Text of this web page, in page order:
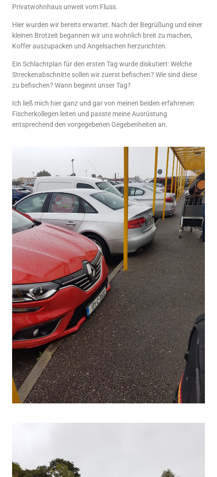
Privatwohnhaus unweit vom Fluss.
Hier wurden wir bereits erwartet. Nach der Begrüßung und einer
kleinen Brotzeit begannen wir uns wohnlich breit zu machen,
Koffer auszupacken und Angelsachen herzurichten.
Ein Schlachtplan für den ersten Tag wurde diskutiert: Welche
Streckenabschnitte sollen wir zuerst befischen? Wie sind diese
zu befischen? Wann beginnt unser Tag?
Ich ließ mich hier ganz und gar von meinen beiden erfahrenen
Fischerkollegen leiten und passte meine Ausrüstung
entsprechend den vorgegebenen Gegebenheiten an.